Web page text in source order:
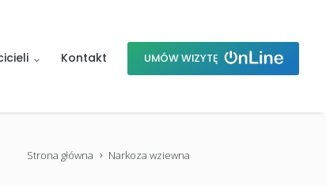
Kontakt UMÓW WIZYTĘ
Strona główna Narkoza wziewna